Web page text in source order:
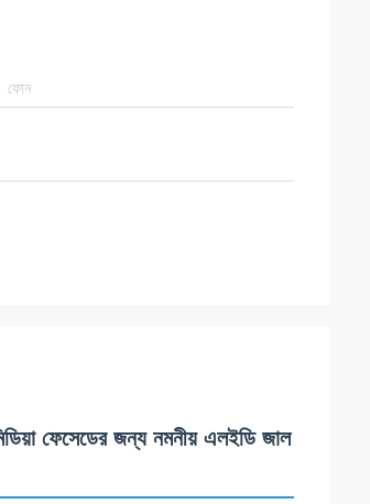
ফেসেডের জন্য নমনীয় এলইডি জাল